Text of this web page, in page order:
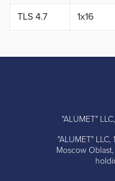
TLS 4.7 1x16
"ALUMET"
"ALUMET"
Moscow